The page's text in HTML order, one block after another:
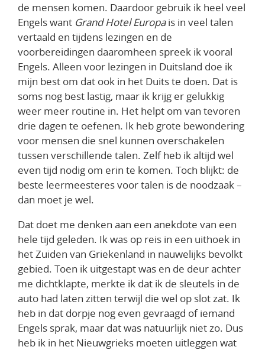
de mensen komen. Daardoor gebruik ik heel veel
Engels want Grand Hotel Europais in veel talen
vertaald en tijdens lezingen en de
voorbereidingen daaromheen spreek ik vooral
Engels. Alleen voor lezingen in Duitsland doe ik
mijn best om dat ook in het Duits te doen. Dat is
soms nog best lastig, maar ik krijg er gelukkig
weer meer routine in. Het helpt om van tevoren
drie dagen te oefenen. Ik heb grote bewondering
voor mensen die snel kunnen overschakelen
tussen verschillende talen. Zelf heb ik altijd wel
even tijd nodig om erin te komen. Toch blijkt: de
beste leermeesteres voor talen is de noodzaak –
dan moet je wel.
Dat doet me denken aan een anekdote van een
hele tijd geleden. Ik was op reis in een uithoek in
het Zuiden van Griekenland in nauwelijks bevolkt
gebied. Toen ik uitgestapt was en de deur achter
me dichtklapte, merkte ik dat ik de sleutels in de
auto had laten zitten terwijl die wel op slot zat. Ik
heb in dat dorpje nog even gevraagd of iemand
Engels sprak, maar dat was natuurlijk niet zo. Dus
heb ik in het Nieuwgrieks moeten uitleggen wat